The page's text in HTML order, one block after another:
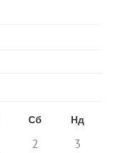
Сб Нд
2
3